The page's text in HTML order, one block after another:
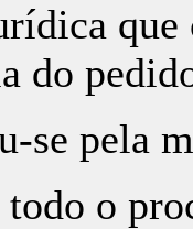
do
se pela
o